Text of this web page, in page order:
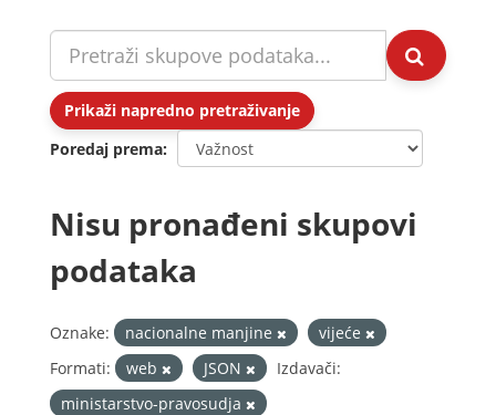
Prikaži napredno pretraživanje
Poredaj prema
Nisu pronađeni skupovi
podataka
Oznake: nacionalne manjine
vijeće
Formati:
web JSON
Izdavači:
ministarstvo-pravosudja